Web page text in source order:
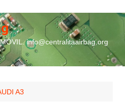
info@centralitaairbag.org
A3